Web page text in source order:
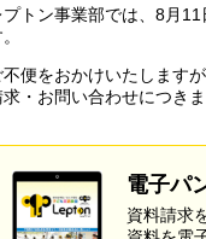
プトン事業部では、8月
不便をおかけいたします
求・お問い合わせにつき
電子パ
資料請求